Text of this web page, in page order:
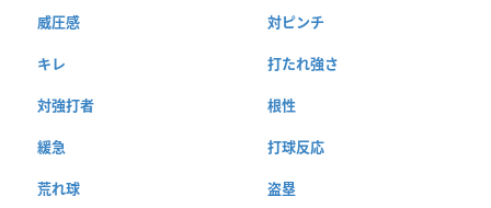
威圧感 対ピンチ
キレ 打たれ強さ
対強打者 根性
緩急 打球反応
荒れ球 盗塁